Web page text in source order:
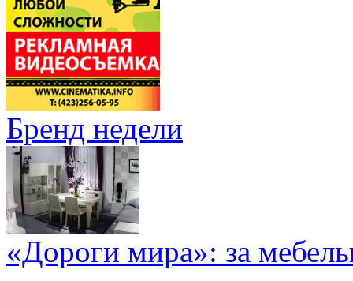
Бренд недели
«Дороги мира»: за